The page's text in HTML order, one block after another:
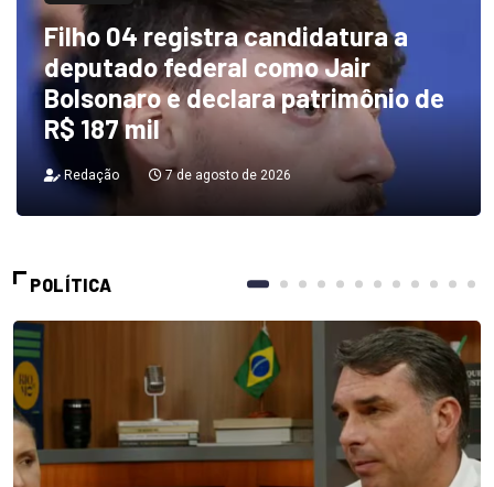
Filho 04 registra candidatura a
deputado federal como Jair
Bolsonaro e declara patrimônio de
R$ 187 mil
Redação 7 de agosto de 2026
POLÍTICA